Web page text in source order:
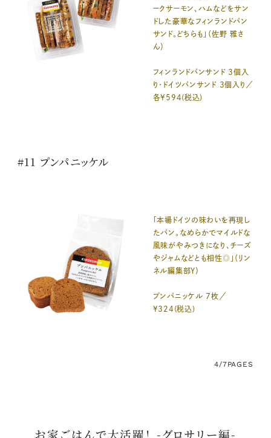
ークサーモン、ハムなどをサン
ドした豪華なフィンランドパン
サンド。どちらも」（佐野 雅さ
ん）
フィンランドパンサンド 3個入
り・ドイツパンサンド 3個入り／
各¥594(税込)
#11 プンパニッケル
「本場ドイツの味わいを再現し
たパン。なめらかでマイルドな
風味がやみつきになり、チーズ
やジャムなどとも相性◎」（リン
ネル編集部Y）
プンパニッケル 7枚／
¥324(税込)
4/7PAGES
お家ごはんで大活躍！ -グロサリー編-